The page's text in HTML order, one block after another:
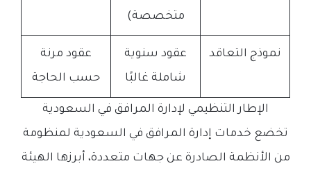
متخصصة)
نموذج التعاقد
عقود سنوية
شاملة غالبًا
عقود مرنة
حسب الحاجة
الإطار التنظيمي لإدارة المرافق في السعودية
تخضع خدمات إدارة المرافق في السعودية لمنظومة
من الأنظمة الصادرة عن جهات متعددة، أبرزها الهيئة